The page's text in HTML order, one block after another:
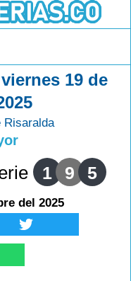
19 de
Risaralda
1 9 5
del 2025